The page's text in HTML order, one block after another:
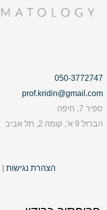
050-3772747
prof.kridin@gmail.com
ספיר 7, חיפה
הברזל 9 א', קומה 2, תל אביב
הצהרת נגישות